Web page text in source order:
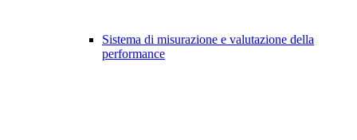
Sistema di misurazione e valutazione della
performance